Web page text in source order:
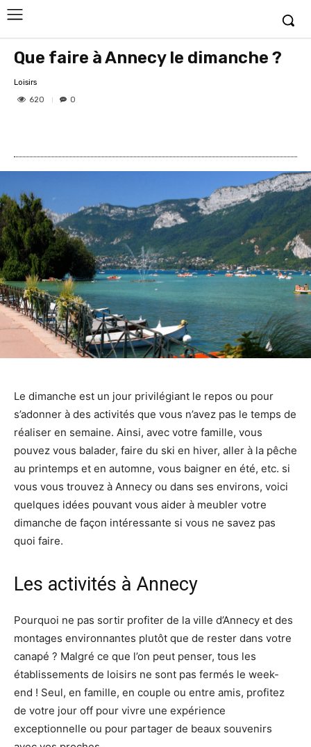
Que faire à Annecy le dimanche ?
Loisirs
620
0
Le dimanche est un jour privilégiant le repos ou pour
s’adonner à des activités que vous n’avez pas le temps de
réaliser en semaine. Ainsi, avec votre famille, vous
pouvez vous balader, faire du ski en hiver, aller à la pêche
au printemps et en automne, vous baigner en été, etc. si
vous vous trouvez à Annecy ou dans ses environs, voici
quelques idées pouvant vous aider à meubler votre
dimanche de façon intéressante si vous ne savez pas
quoi faire.
Les activités à Annecy
Pourquoi ne pas sortir profiter de la ville d’Annecy et des
montages environnantes plutôt que de rester dans votre
canapé ? Malgré ce que l’on peut penser, tous les
établissements de loisirs ne sont pas fermés le week-
end ! Seul, en famille, en couple ou entre amis, profitez
de votre jour off pour vivre une expérience
exceptionnelle ou pour partager de beaux souvenirs